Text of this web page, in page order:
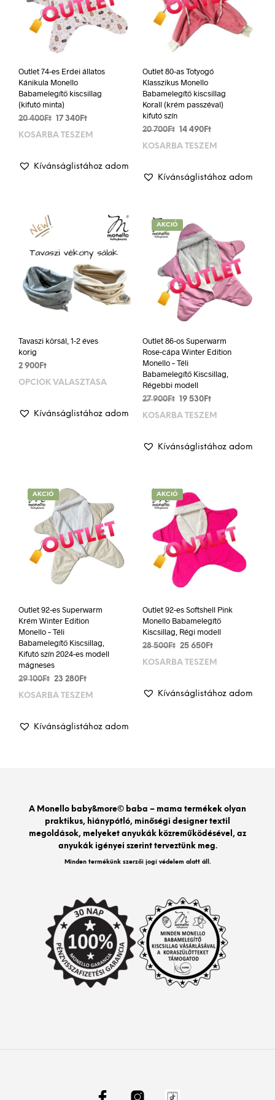
Outlet 74-es Erdei állatos
Kánikula Monello
Babamelegítő kiscsillag
(kifutó minta)
20 400Ft Original
price
400Ft.
17 340 FtCurrent
price
340Ft.
KOSÁRBA TESZEM
Kívánságlistához adom
Outlet 80-as Totyogó
Klasszikus Monello
Babamelegítő kiscsillag
Korall (krém passzéval)
kifutó szín
20 700Ft Original
price
700Ft.
14 490FtCurrent
price
490Ft.
KOSÁRBA TESZEM
Kívánságlistához adom
Tavaszi körsál, 1-2 éves
korig
2 900 Ft
OPCIÓK VÁLASZTÁSA
Ennek
terméknek
van.
termékoldalon
választhatók
Kívánságlistához adom
AKCIÓ
Outlet 86-os Superwarm
Rose-cápa Winter Edition
Monello – Téli
Babamelegítő Kiscsillag,
Régebbi modell
27 900Ft Original
900Ft.
19 530FtCurrent
530Ft.
KOSÁRBA TESZEM
Kívánságlistához adom
AKCIÓ
Outlet 92-es Superwarm
Krém Winter Edition
Monello – Téli
Babamelegítő Kiscsillag,
Kifutó szín 2024-es modell
mágneses
29 100Ft Original
price
100Ft.
23 280 FtCurrent
price
280Ft.
KOSÁRBA TESZEM
Kívánságlistához adom
AKCIÓ
Outlet 92-es Softshell Pink
Monello Babamelegítő
Kiscsillag, Régi modell
28 500Ft Original
price
500Ft.
25 650FtCurrent
price
650Ft.
KOSÁRBA TESZEM
Kívánságlistához adom
A Monello baby&more© baba – mama termékek olyan
praktikus, hiánypótló, minőségi designer textil
megoldások, melyeket anyukák közreműködésével, az
anyukák igényei szerint terveztünk meg.
Minden termékünk szerzői jogi védelem alatt áll.